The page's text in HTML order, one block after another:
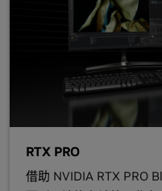
RTX PRO
借助 NVIDIA RTX PRO